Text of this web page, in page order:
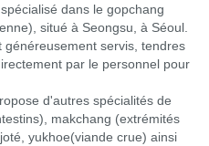
dans le gopchang
situé à Seongsu, à Séoul.
servis, tendres
par le personnel pour
d'autres spécialités de
makchang (extrémités
yukhoe(viande crue) ainsi